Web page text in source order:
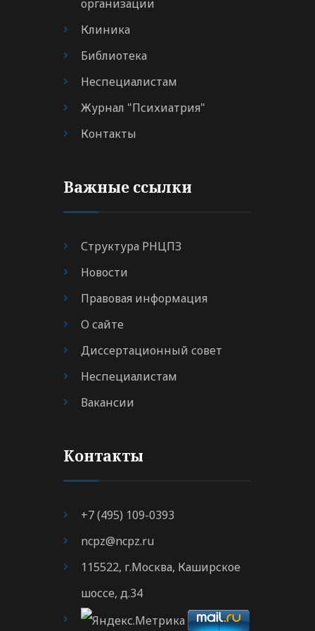
организации
Клиника
Библиотека
Неспециалистам
Журнал "Психиатрия"
Контакты
Важные ссылки
Структура РНЦПЗ
Новости
Правовая информация
О сайте
Диссертационный совет
Неспециалистам
Вакансии
Контакты
+7 (495) 109-0393
ncpz@ncpz.ru
115522, г.Москва, Каширское
шоссе, д.34